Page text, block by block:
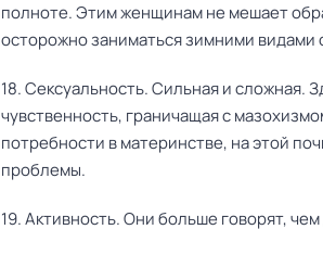
полноте. Этим женщинам не мешает
осторожно заниматься зимними видами
18. Сексуальность. Сильная и сложная.
чувственность, граничащая с
потребности в материнстве, на этой
проблемы.
19. Активность. Они больше говорят,